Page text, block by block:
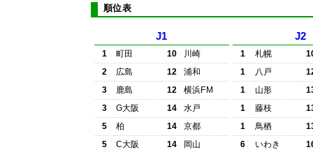
順位表
J1
1 町田 10
川崎
2
広島 12
浦和
3
鹿島 12
横浜FM
3
G大阪 14
水戸
5
柏 14
京都
5
C大阪 14
岡山
J2
1 札幌
1
八戸
1
山形
1
藤枝
1
鳥栖
6
いわき